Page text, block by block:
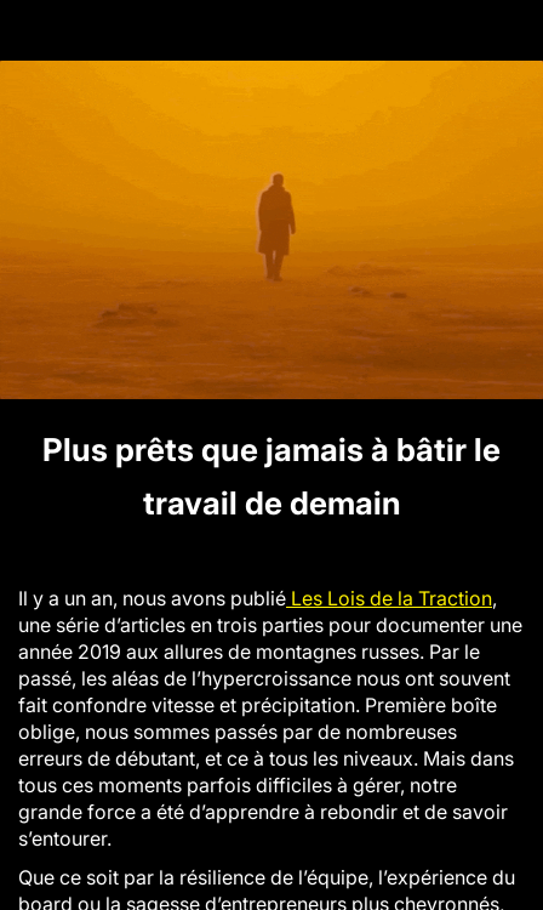
Plus prêts que jamais à bâtir le
travail de demain
Il y a un an, nous avons publié Les Lois de la Traction,
une série d’articles en trois parties pour documenter une
année 2019 aux allures de montagnes russes. Par le
passé, les aléas de l’hypercroissance nous ont souvent
fait confondre vitesse et précipitation. Première boîte
oblige, nous sommes passés par de nombreuses
erreurs de débutant, et ce à tous les niveaux. Mais dans
tous ces moments parfois difficiles à gérer, notre
grande force a été d’apprendre à rebondir et de savoir
s’entourer.
Que ce soit par la résilience de l’équipe, l’expérience du
board ou la sagesse d’entrepreneurs plus chevronnés,